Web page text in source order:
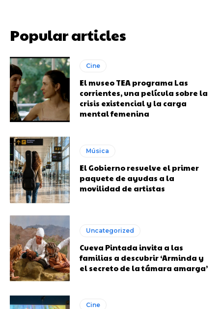
Popular articles
Cine
El museo TEA programa Las
corrientes, una película sobre la
crisis existencial y la carga
mental femenina
Música
El Gobierno resuelve el primer
paquete de ayudas a la
movilidad de artistas
Uncategorized
Cueva Pintada invita a las
familias a descubrir ‘Arminda y
el secreto de la támara amarga’
Cine